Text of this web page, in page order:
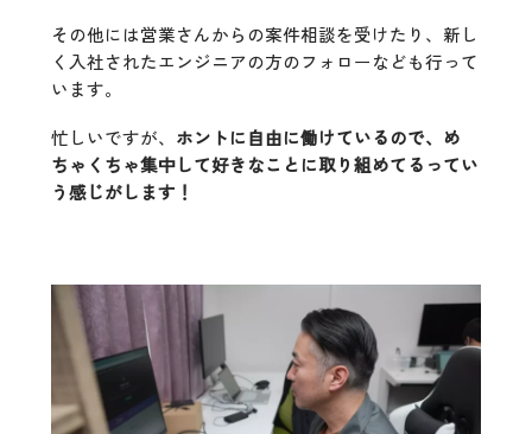
その他には営業さんからの案件相談を受けたり、新し
く入社されたエンジニアの方のフォローなども行って
います。
忙しいですが、 ホントに自由に働けているので、め
ちゃくちゃ集中して好きなことに取り組めてるってい
う感じがします！